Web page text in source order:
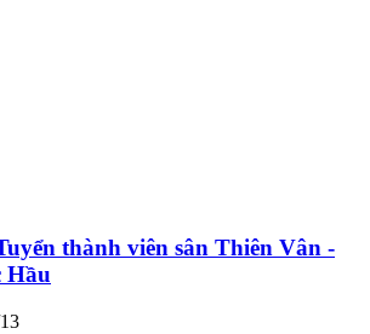
thành viên sân Thiên Vân -
Hầu